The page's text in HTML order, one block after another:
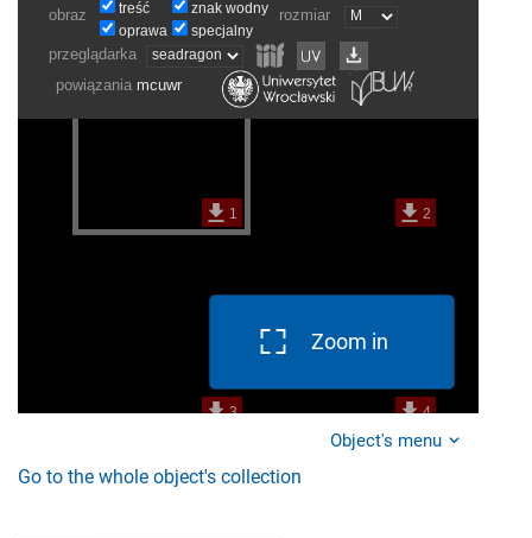
Zoom in
Object's menu
Go to the whole object's collection